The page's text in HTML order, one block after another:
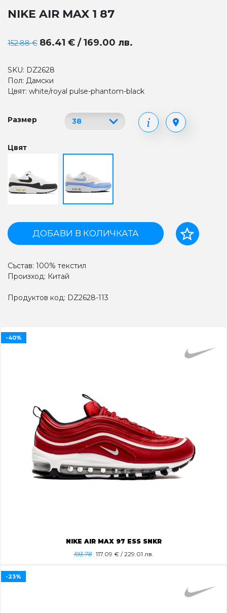
NIKE AIR MAX 1 87
152.88 € 86.41 € / 169.00 лв.
SKU: DZ2628
Пол: Дамски
Цвят: white/royal pulse-phantom-black
Размер
Цвят
ДОБАВИ В КОЛИЧКАТА
Състав: 100% текстил
Произход: Китай
Продуктов код: DZ2628-113
NIKE AIR MAX 97 ESS SNKR
193.78 117.09 € / 229.01 лв.
-40%
-23%